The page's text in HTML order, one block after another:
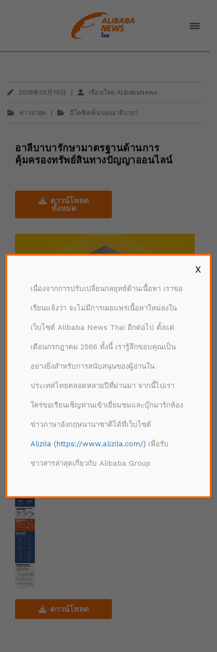
2019年05月16日 | เขียนโดย AlibabaNews
ข่าวล่าสุด | อีโคซิสเท็มของอาลีบาบา
อาลีบาบารักษามาตรฐานด้านการ
คุ้มครองทรัพย์สินทางปัญญาออนไลน์
ดาวน์โหลด
ทั้งหมด
ดาวน์โหลด
ดาวน์โหลด
เนื่องจากการปรับเปลี่ยนกลยุทธ์ด้านเนื้อหา เราขอ
เรียนแจ้งว่า จะไม่มีการเผยแพร่เนื้อหาใหม่ลงใน
เว็บไซต์ Alibaba News Thai อีกต่อไป ตั้งแต่
เดือนกรกฎาคม 2566 ทั้งนี้ เรารู้สึกขอบคุณเป็น
อย่างยิ่งสำหรับการสนับสนุนของผู้อ่านใน
ประเทศไทยตลอดหลายปีที่ผ่านมา จากนี้ไปเรา
ใคร่ขอเรียนเชิญท่านเข้าเยี่ยมชมและบุ๊กมาร์กห้อง
ข่าวภาษาอังกฤษนานาชาติได้ที่เว็บไซต์
Alizila (https://www.alizila.com/) เพื่อรับ
ข่าวสารล่าสุดเกี่ยวกับ Alibaba Group
X